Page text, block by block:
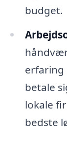
budget.
erfaring
betale
lokale
bedste